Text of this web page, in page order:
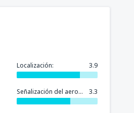
Localización: 3.9
Señalización del aeropuerto: 3.3